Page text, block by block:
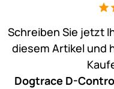
3
Schreiben Sie jetzt
diesem Artikel und
Dogtrace D-